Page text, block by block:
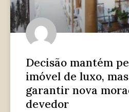
Decisão mantém
imóvel de luxo,
garantir nova
devedor